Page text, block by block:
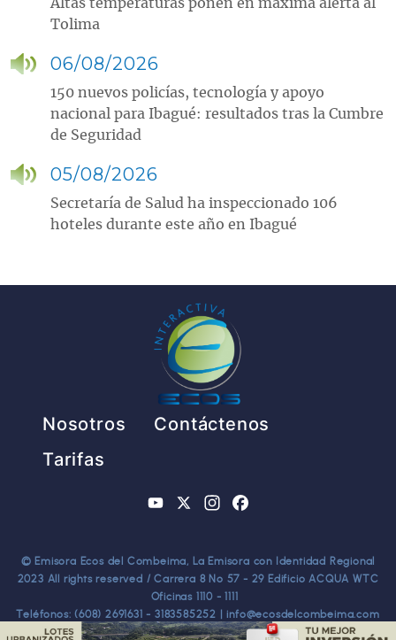
Altas temperaturas ponen en máxima alerta al
Tolima
06/08/2026
150 nuevos policías, tecnología y apoyo
nacional para Ibagué: resultados tras la Cumbre
de Seguridad
05/08/2026
Secretaría de Salud ha inspeccionado 106
hoteles durante este año en Ibagué
Pie de página
Nosotros
Contáctenos
Tarifas
YouTube
X Instagram
© Emisora Ecos del Combeima, La Emisora con Identidad Regional
2023 All rights reserved / Carrera 8 No 57 - 29 Edificio ACQUA WTC
Oficinas 1110 - 1111
Teléfonos: (608) 2691631 - 3183585252 | info@ecosdelcombeima.com
Ibagué - Tolima. TODOS LOS DERECHOS RESERVADOS